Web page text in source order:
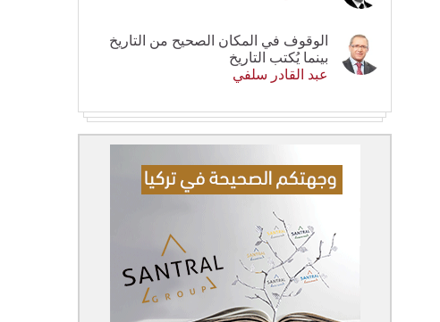
الوقوف في المكان الصحيح من التاريخ
بينما يُكتب التاريخ
عبد القادر سلفي